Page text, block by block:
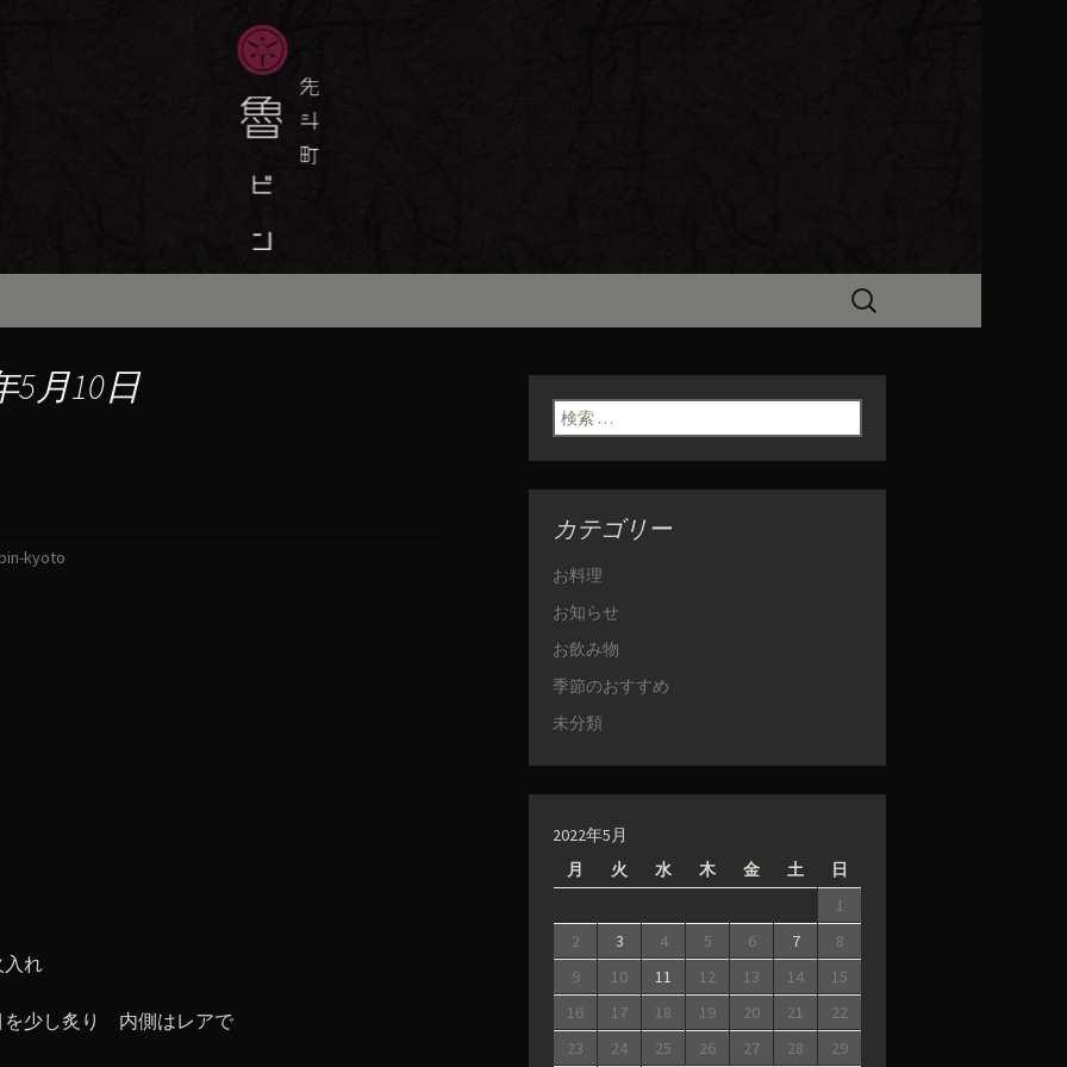
の京料理・和食「魯ビン
の公式ブログ
しい季節の京料理・和食が自慢の「魯ビン（ろびん）」がお店からのお
新情報をおとどけします。
検
5月10日
kyoto
入れ
少し炙り 内側はレアで
検索:
カテゴリー
お料理
お知らせ
お飲み物
季節のおすすめ
未分類
2022年5月
月
火 水 木 金 土 日
1
2
3 4 5 6 7
8
9
10 11 12 13 14
15
16
17 18 19 20 21
22
23
24 25 26 27 28
29